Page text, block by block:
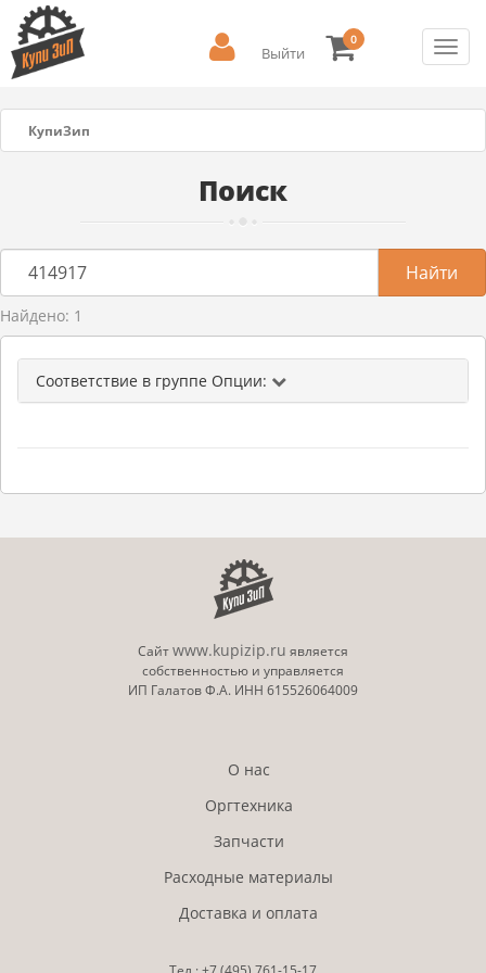
Выйти
0
КупиЗип
Поиск
Найдено: 1
Соответствие в группе Опции:
Сайтwww.kupizip.ru является
собственностью и управляется
ИП Галатов Ф.А. ИНН 615526064009
О нас
Оргтехника
Запчасти
Расходные материалы
Доставка и оплата